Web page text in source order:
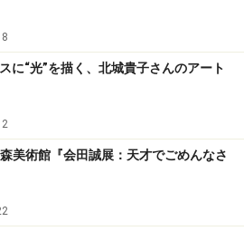
です。最新の内容をご確認くださ
に“光”を描く、北城貴子さんのアート
美術館『会田誠展：天才でごめんなさ